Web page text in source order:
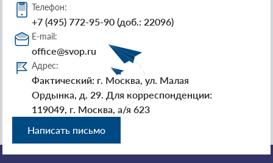
Телефон:
+7 (495) 772-95-90 (доб.: 22096)
E-mail:
office@svop.ru
Адрес:
Фактический: г. Москва, ул. Малая
Ордынка, д. 29. Для корреспонденции:
119049, г. Москва, а/я 623
Написать письмо